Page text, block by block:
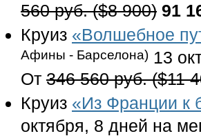
560 руб. ($8 900) 91
Круиз «Волшебное
Афины - Барселона) 13
От 346 560 руб. ($11
Круиз «Из Франции к
октября, 8 дней на